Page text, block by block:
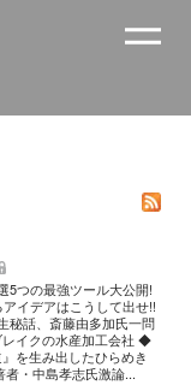
つの最強ツール大公開!
イデアはこうして出せ!!
秘話、斎藤由多加氏一問
イクの水産加工会社 ◆
を生み出したひらめき
・中島孝志氏激論...